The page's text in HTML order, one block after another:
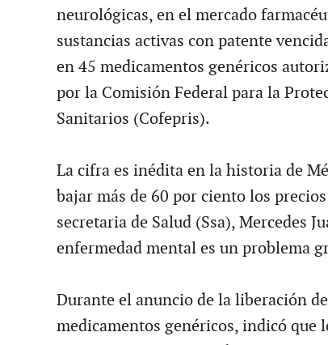
neurológicas, en el mercado
sustancias activas con patente
en 45 medicamentos genéricos
por la Comisión Federal para la
Sanitarios (Cofepris).
La cifra es inédita en la historia de
bajar más de 60 por ciento los
secretaria de Salud (Ssa), Mercedes
enfermedad mental es un problema
Durante el anuncio de la liberación
medicamentos genéricos, indicó que